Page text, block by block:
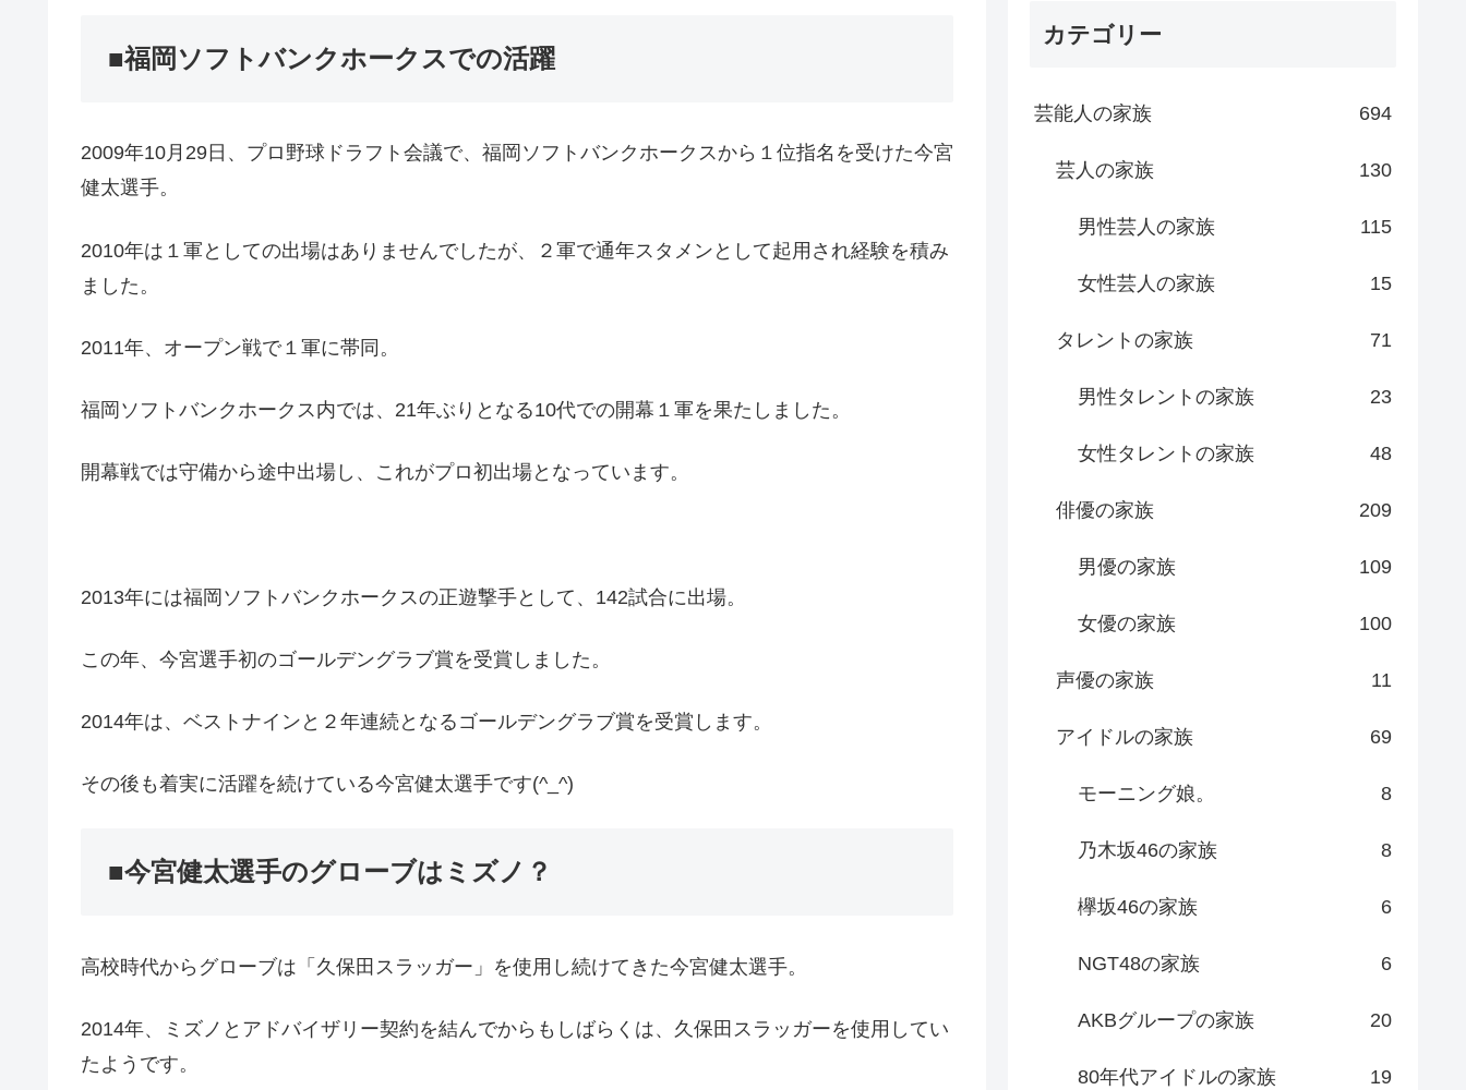
■福岡ソフトバンクホークスでの活躍
2009年10月29日、プロ野球ドラフト会議で、福岡ソフトバンクホークスから１位指名を受けた今宮
健太選手。
2010年は１軍としての出場はありませんでしたが、２軍で通年スタメンとして起用され経験を積み
ました。
2011年、オープン戦で１軍に帯同。
福岡ソフトバンクホークス内では、21年ぶりとなる10代での開幕１軍を果たしました。
開幕戦では守備から途中出場し、これがプロ初出場となっています。
2013年には福岡ソフトバンクホークスの正遊撃手として、142試合に出場。
この年、今宮選手初のゴールデングラブ賞を受賞しました。
2014年は、ベストナインと２年連続となるゴールデングラブ賞を受賞します。
その後も着実に活躍を続けている今宮健太選手です(^_^)
■今宮健太選手のグローブはミズノ？
高校時代からグローブは「久保田スラッガー」を使用し続けてきた今宮健太選手。
2014年、ミズノとアドバイザリー契約を結んでからもしばらくは、久保田スラッガーを使用してい
たようです。
カテゴリー
芸能人の家族 694
芸人の家族 130
男性芸人の家族 115
女性芸人の家族 15
タレントの家族 71
男性タレントの家族 23
女性タレントの家族 48
俳優の家族 209
男優の家族 109
女優の家族 100
声優の家族 11
アイドルの家族 69
モーニング娘。 8
乃木坂46の家族 8
欅坂46の家族 6
NGT48の家族 6
AKBグループの家族 20
80年代アイドルの家族 19